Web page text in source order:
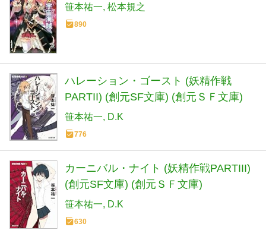
笹本祐一 松本規之
890
ハレーション・ゴースト (妖精作戦
PARTII) (創元SF文庫) (創元ＳＦ文庫)
笹本祐一 D.K
776
カーニバル・ナイト (妖精作戦PARTIII)
(創元SF文庫) (創元ＳＦ文庫)
笹本祐一 D.K
630